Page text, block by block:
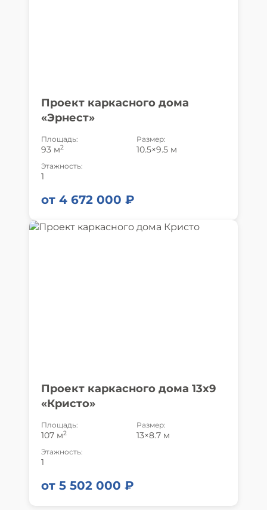
Проект каркасного дома
«Эрнест»
Площадь:
93 м2
Размер:
10.5×9.5 м
Этажность:
1
от 4 672 000 ₽
Проект каркасного дома 13x9
«Кристо»
Площадь:
107 м2
Размер:
13×8.7 м
Этажность:
1
от 5 502 000 ₽